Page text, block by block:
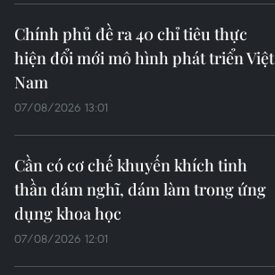
Chính phủ đề ra 40 chỉ tiêu thực
hiện đổi mới mô hình phát triển Việt
Nam
07/08/2026 13:01
Cần có cơ chế khuyến khích tinh
thần dám nghĩ, dám làm trong ứng
dụng khoa học
07/08/2026 12:01